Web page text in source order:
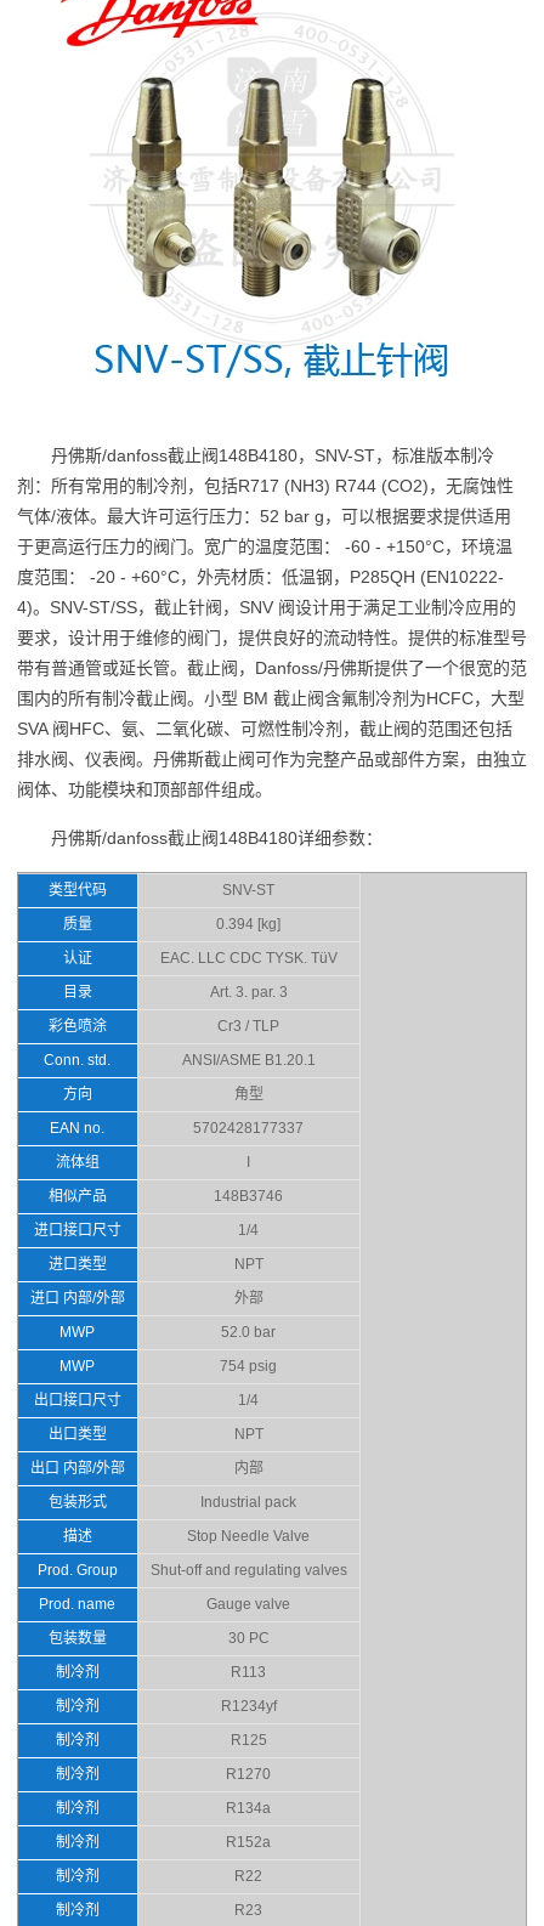
丹佛斯/danfoss截止阀148B4180，SNV-ST，标准版本制冷
剂：所有常用的制冷剂，包括R717 (NH3) R744 (CO2)，无腐蚀性
气体/液体。最大许可运行压力：52 bar g，可以根据要求提供适用
于更高运行压力的阀门。宽广的温度范围： -60 - +150°C，环境温
度范围： -20 - +60°C，外壳材质：低温钢，P285QH (EN10222-
4)。SNV-ST/SS，截止针阀，SNV 阀设计用于满足工业制冷应用的
要求，设计用于维修的阀门，提供良好的流动特性。提供的标准型号
带有普通管或延长管。截止阀，Danfoss/丹佛斯提供了一个很宽的范
围内的所有制冷截止阀。小型 BM 截止阀含氟制冷剂为HCFC，大型
SVA 阀HFC、氨、二氧化碳、可燃性制冷剂，截止阀的范围还包括
排水阀、仪表阀。丹佛斯截止阀可作为完整产品或部件方案，由独立
阀体、功能模块和顶部部件组成。
丹佛斯/danfoss截止阀148B4180详细参数：
类型代码
SNV-ST
质量
0.394 [kg]
认证
EAC. LLC CDC TYSK. TüV
目录
Art. 3. par. 3
彩色喷涂
Cr3 / TLP
Conn. std.
ANSI/ASME B1.20.1
方向
角型
EAN no.
5702428177337
流体组
相似产品
148B3746
进口接口尺寸
1/4
进口类型
NPT
进口 内部/外部
外部
MWP
52.0 bar
MWP
754 psig
出口接口尺寸
1/4
出口类型
NPT
出口 内部/外部
内部
包装形式
Industrial pack
描述
Stop Needle Valve
Prod. Group
Shut-off and regulating valves
Prod. name
Gauge valve
包装数量
30 PC
制冷剂
R113
制冷剂
R1234yf
制冷剂
R125
制冷剂
R1270
制冷剂
R134a
制冷剂
R152a
制冷剂
R22
制冷剂
R23